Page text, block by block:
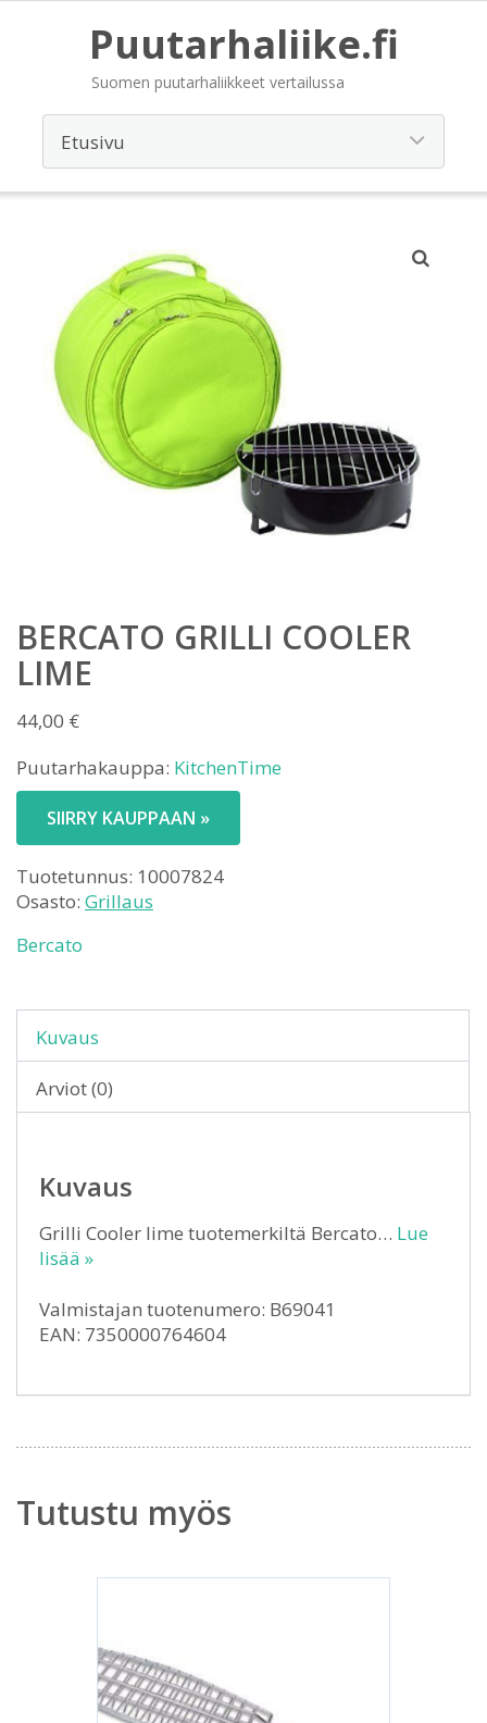
Puutarhaliike.fi
Suomen puutarhaliikkeet vertailussa
BERCATO GRILLI COOLER
LIME
44,00 €
Puutarhakauppa: KitchenTime
SIIRRY KAUPPAAN »
Tuotetunnus: 10007824
Osasto: Grillaus
Bercato
Kuvaus
Arviot (0)
Kuvaus
Grilli Cooler lime tuotemerkiltä Bercato… Lue
lisää »
Valmistajan tuotenumero: B69041
EAN: 7350000764604
Tutustu myös